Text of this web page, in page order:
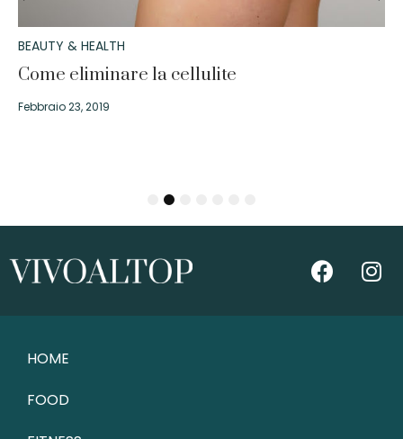
BEAUTY & HEALTH
Come eliminare la cellulite
Febbraio 23, 2019
5
HOME
FOOD